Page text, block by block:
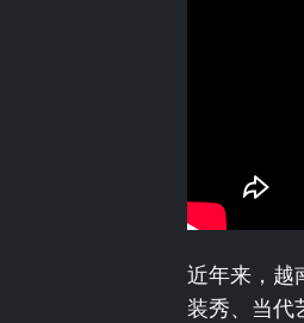
近年来，越
装秀、当代